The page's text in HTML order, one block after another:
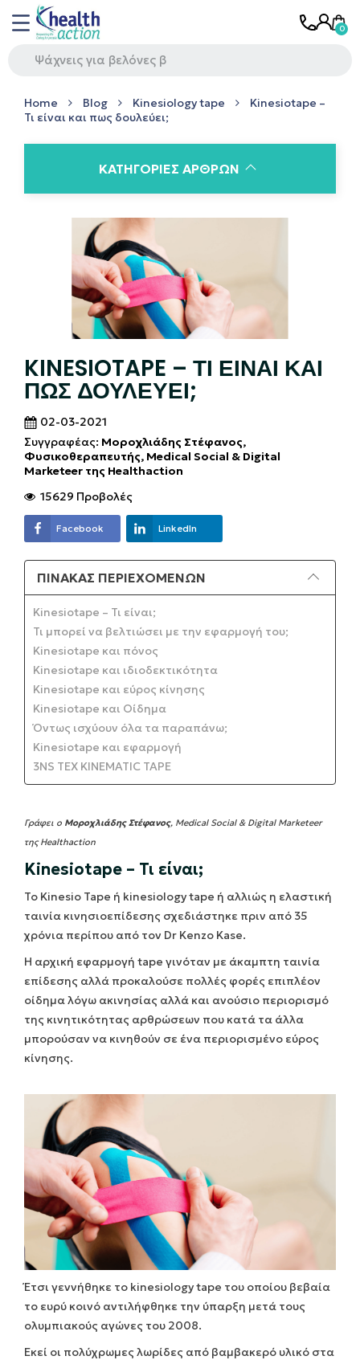
Home Blog Kinesiology tape
Kinesiotape –
Τι είναι και πως δουλεύει;
ΚΑΤΗΓΟΡΊΕΣ ΆΡΘΡΩΝ
KINESIOTAPE – ΤΙ ΕΊΝΑΙ ΚΑΙ
ΠΩΣ ΔΟΥΛΕΎΕΙ;
02-03-2021
Συγγραφέας: Μοροχλιάδης Στέφανος,
Φυσικοθεραπευτής, Medical Social & Digital
Marketeer της Healthaction
15629 Προβολές
Facebook LinkedIn
ΠΊΝΑΚΑΣ ΠΕΡΙΕΧΟΜΈΝΩΝ
Kinesiotape – Τι είναι;
Τι μπορεί να βελτιώσει με την εφαρμογή του;
Kinesiotape και πόνος
Kinesiotape και ιδιοδεκτικότητα
Kinesiotape και εύρος κίνησης
Kinesiotape και Οίδημα
Όντως ισχύουν όλα τα παραπάνω;
Kinesiotape και εφαρμογή
3NS TEX KINEMATIC TAPE
Γράφει ο Μοροχλιάδης Στέφανος, Medical Social & Digital Marketeer
της Healthaction
Kinesiotape – Τι είναι;
Το Kinesio Tape ή kinesiology tape ή αλλιώς η ελαστική
ταινία κινησιοεπίδεσης σχεδιάστηκε πριν από 35
χρόνια περίπου από τον Dr Kenzo Kase.
Η αρχική εφαρμογή tape γινόταν με άκαμπτη ταινία
επίδεσης αλλά προκαλούσε πολλές φορές επιπλέον
οίδημα λόγω ακινησίας αλλά και ανούσιο περιορισμό
της κινητικότητας αρθρώσεων που κατά τα άλλα
μπορούσαν να κινηθούν σε ένα περιορισμένο εύρος
κίνησης.
Έτσι γεννήθηκε το kinesiology tape του οποίου βεβαία
το ευρύ κοινό αντιλήφθηκε την ύπαρξη μετά τους
ολυμπιακούς αγώνες του 2008.
Εκεί οι πολύχρωμες λωρίδες από βαμβακερό υλικό στα